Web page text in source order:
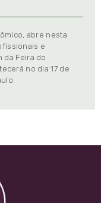
abre nesta
e
da Feira do
no dia 17 de